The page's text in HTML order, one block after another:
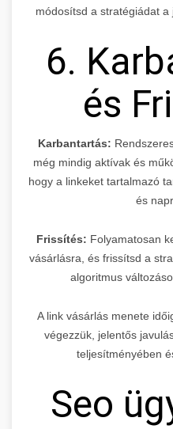
módosítsd a stratégiádat a
6.
és
Karbantartás:
még mindig aktívak és
hogy a linkeket tartalmazó
és
Frissítés: Folyamatosan
vásárlásra, és frissítsd a
algoritmus
A link vásárlás menete
végezzük, jelentős
teljesítményében
Seo